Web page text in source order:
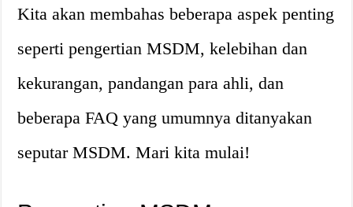
Kita akan membahas beberapa aspek penting
seperti pengertian MSDM, kelebihan dan
kekurangan, pandangan para ahli, dan
beberapa FAQ yang umumnya ditanyakan
seputar MSDM. Mari kita mulai!